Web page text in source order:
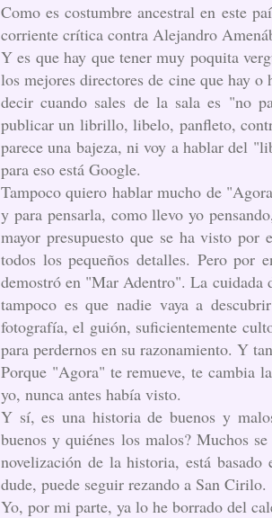
Como es costumbre ancestral en este
corriente crítica contra Alejandro
Y es que hay que tener muy poquita
los mejores directores de cine que hay
decir cuando sales de la sala es "no
publicar un librillo, libelo, panfleto,
parece una bajeza, ni voy a hablar del
para eso está Google.
Tampoco quiero hablar mucho de
y para pensarla, como llevo yo
mayor presupuesto que se ha visto por
todos los pequeños detalles. Pero por
demostró en "Mar Adentro". La cuidada
tampoco es que nadie vaya a
fotografía, el guión, suficientemente
para perdernos en su razonamiento. Y
Porque "Agora" te remueve, te cambia
yo, nunca antes había visto.
Y sí, es una historia de buenos y
buenos y quiénes los malos? Muchos
novelización de la historia, está
dude, puede seguir rezando a San Cirilo.
Yo, por mi parte, ya lo he borrado del